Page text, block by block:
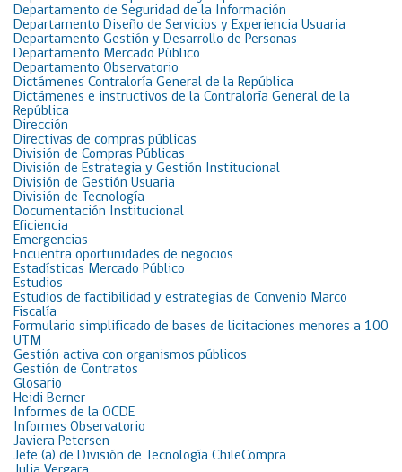
Departamento de Seguridad de la Información
Departamento Diseño de Servicios y Experiencia Usuaria
Departamento Gestión y Desarrollo de Personas
Departamento Mercado Público
Departamento Observatorio
Dictámenes Contraloría General de la República
Dictámenes e instructivos de la Contraloría General de la
República
Dirección
Directivas de compras públicas
División de Compras Públicas
División de Estrategia y Gestión Institucional
División de Gestión Usuaria
División de Tecnología
Documentación Institucional
Eficiencia
Emergencias
Encuentra oportunidades de negocios
Estadísticas Mercado Público
Estudios
Estudios de factibilidad y estrategias de Convenio Marco
Fiscalía
Formulario simplificado de bases de licitaciones menores a 100
UTM
Gestión activa con organismos públicos
Gestión de Contratos
Glosario
Heidi Berner
Informes de la OCDE
Informes Observatorio
Javiera Petersen
Jefe (a) de División de Tecnología ChileCompra